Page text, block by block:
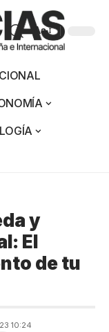
Aa
y
El
de tu
10:24